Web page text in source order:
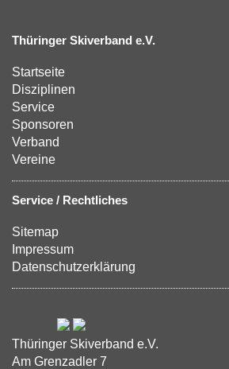
Thüringer Skiverband e.V.
Startseite
Disziplinen
Service
Sponsoren
Verband
Vereine
Service / Rechtliches
Sitemap
Impressum
Datenschutzerklärung
Thüringer Skiverband e.V.
Am Grenzadler 7